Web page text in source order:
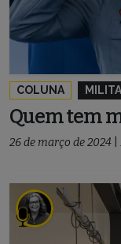
COLUNA
Quem tem
26 de março de 2024